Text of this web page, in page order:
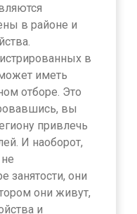
в районе и
в
иметь
отборе. Это
вы
привлечь
И наоборот,
занятости, они
они живут,
и